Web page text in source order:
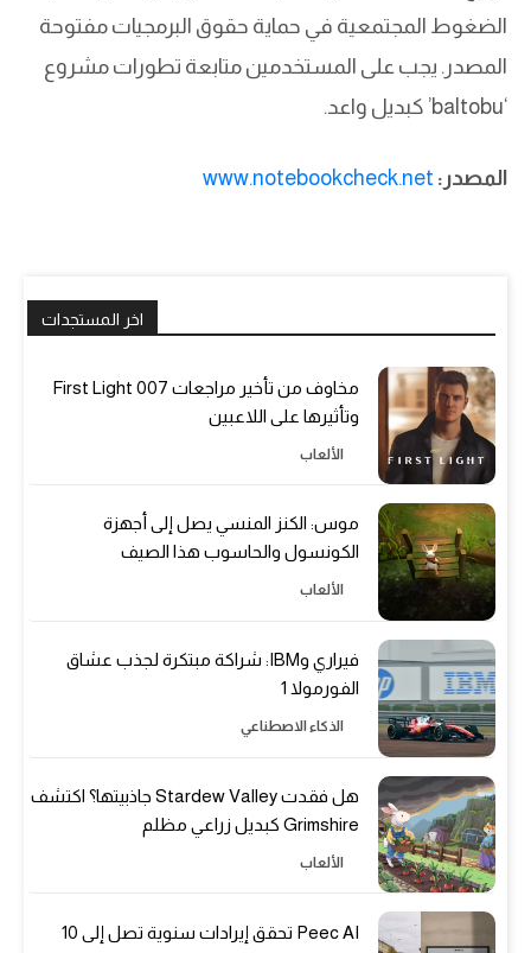
الضغوط المجتمعية في حماية حقوق البرمجيات مفتوحة
المصدر. يجب على المستخدمين متابعة تطورات مشروع
‘baltobu’ كبديل واعد.
المصدر: www.notebookcheck.net
اخر المستجدات
مخاوف من تأخير مراجعات 007 First Light
وتأثيرها على اللاعبين
الألعاب
موس: الكنز المنسي يصل إلى أجهزة
الكونسول والحاسوب هذا الصيف
الألعاب
فيراري وIBM: شراكة مبتكرة لجذب عشاق
الفورمولا 1
الذكاء الاصطناعي
هل فقدت Stardew Valley جاذبيتها؟ اكتشف
Grimshire كبديل زراعي مظلم
الألعاب
Peec AI تحقق إيرادات سنوية تصل إلى 10